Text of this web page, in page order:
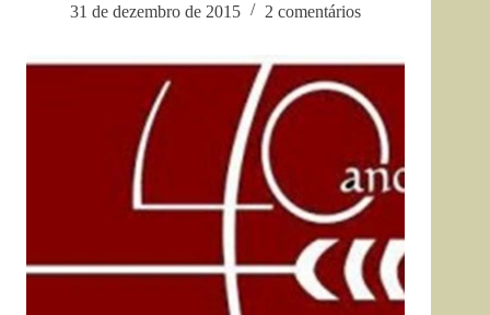
31 de dezembro de 2015
2 comentários